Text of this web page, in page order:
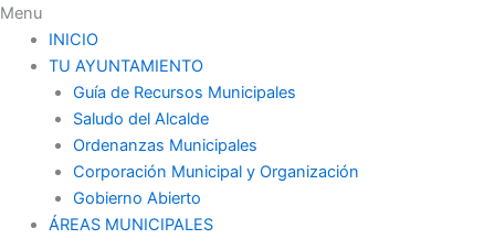
Menu
INICIO
TU AYUNTAMIENTO
Guía de Recursos Municipales
Saludo del Alcalde
Ordenanzas Municipales
Corporación Municipal y Organización
Gobierno Abierto
ÁREAS MUNICIPALES